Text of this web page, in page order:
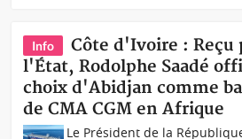
Info
Côte d'Ivoire : Reçu
l'État, Rodolphe Saadé
choix d'Abidjan comme
de CMA CGM en Afrique
Le Président de la